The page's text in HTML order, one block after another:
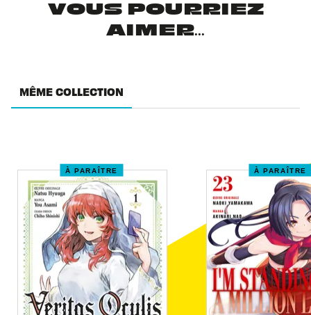
VOUS POURRIEZ
AIMER...
MÊME COLLECTION
À PARAÎTRE À PARAÎTRE